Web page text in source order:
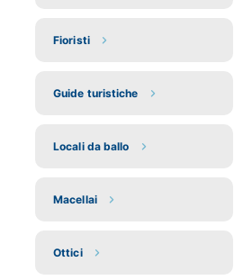
Fioristi
Guide turistiche
Locali da ballo
Macellai
Ottici